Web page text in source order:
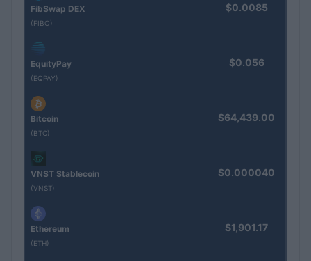
FibSwap DEX
(FIBO)
$0.0085
EquityPay
(EQPAY)
$0.056
Bitcoin
(BTC)
$64,439.00
VNST Stablecoin
(VNST)
$0.000040
Ethereum
(ETH)
$1,901.17